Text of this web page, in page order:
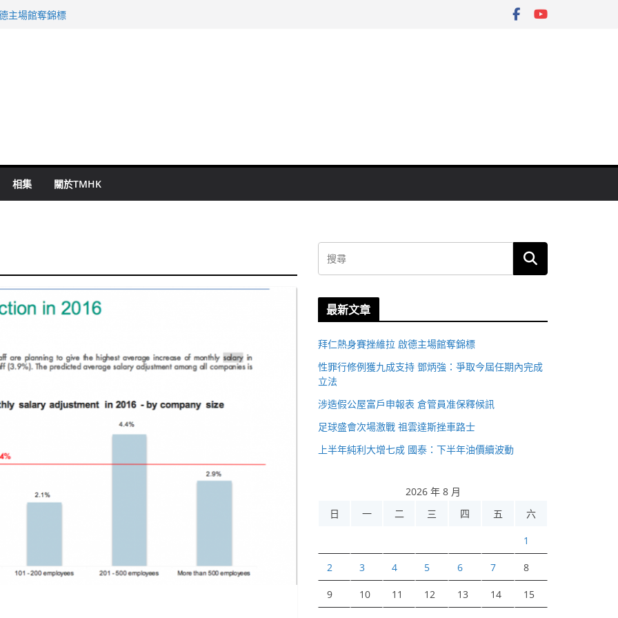
泰：下半年油價續波動
主場館奪錦標
相集 關於TMHK
最新文章
拜仁熱身賽挫維拉 啟德主場館奪錦標
性罪行修例獲九成支持 鄧炳強：爭取今屆任期內完成
立法
涉造假公屋富戶申報表 倉管員准保釋候訊
足球盛會次場激戰 祖雲達斯挫車路士
上半年純利大增七成 國泰：下半年油價續波動
2026 年 8 月
日
一 二 三 四 五 六
1
2 3 4 5 6 7 8
9 10 11 12 13 14 15